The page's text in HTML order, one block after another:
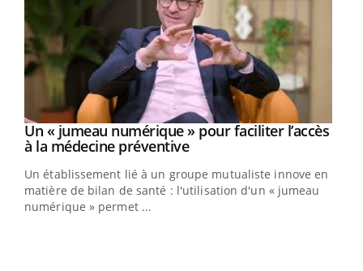
Youtube
Un « jumeau numérique » pour faciliter l’accès
à la médecine préventiveYoutube
Un établissement lié à un groupe mutualiste innove en
matière de bilan de santé : l'utilisation d'un « jumeau
numérique » permet ...